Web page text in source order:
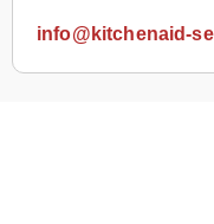
info@kitchenaid-